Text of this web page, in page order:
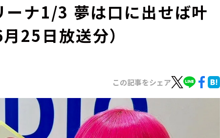
ーナ1/3 夢は口に出せば叶
25日放送分）
この記事をシェア